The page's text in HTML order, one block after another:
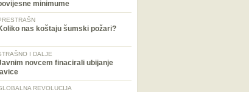
minimume
nas koštaju šumski požari?
I DALJE
novcem finacirali ubijanje
lavice
REVOLUCIJA